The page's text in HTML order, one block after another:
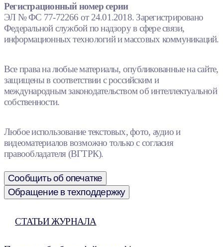
Регистрационный номер серии
ЭЛ № ФС 77-72266 от 24.01.2018. Зарегистрировано
Федеральной службой по надзору в сфере связи,
информационных технологий и массовых коммуникаций.
Все права на любые материалы, опубликованные на сайте,
защищены в соответствии с российским и
международным законодательством об интеллектуальной
собственности.
Любое использование текстовых, фото, аудио и
видеоматериалов возможно только с согласия
правообладателя (ВГТРК).
Сообщить об опечатке
Обращение в техподдержку
СТАТЬИ ЖУРНАЛА